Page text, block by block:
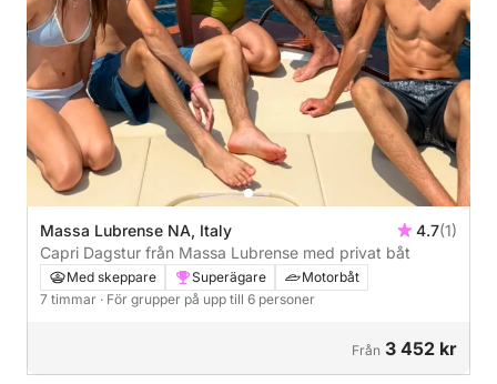
Massa Lubrense NA, Italy 4.7(1)
Capri Dagstur från Massa Lubrense med privat båt
Med skeppare Superägare
Motorbåt
7 timmar · För grupper på upp till 6 personer
Från 3 452 kr